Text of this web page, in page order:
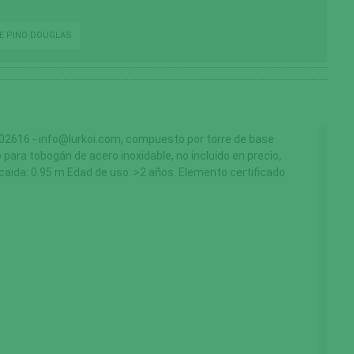
PINO DOUGLAS
- info@lurkoi.com, compuesto por torre de base
tobogán de acero inoxidable, no incluido en precio,
0.95 m Edad de uso: >2 años. Elemento certificado